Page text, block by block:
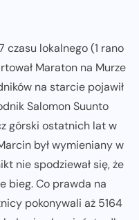
czasu lokalnego (1 rano
Maraton na Murze
na starcie pojawił
Salomon Suunto
górski ostatnich lat w
był wymieniany w
nie spodziewał się, że
bieg. Co prawda na
pokonywali aż 5164